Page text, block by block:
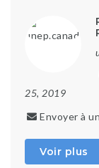
25, 2019
Envoyer à
Voir plus